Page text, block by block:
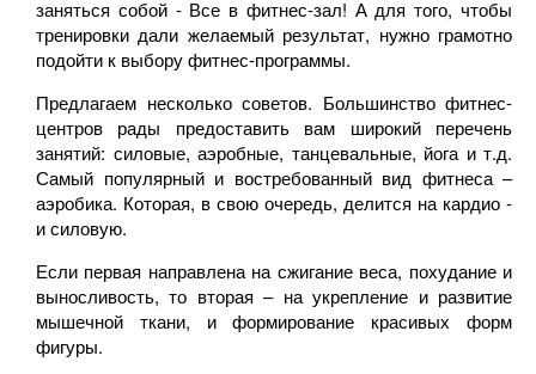
заняться собой - Все в фитнес-зал! А для того, чтобы
тренировки дали желаемый результат, нужно грамотно
подойти к выбору фитнес-программы.
Предлагаем несколько советов. Большинство фитнес-
центров рады предоставить вам широкий перечень
занятий: силовые, аэробные, танцевальные, йога и т.д.
Самый популярный и востребованный вид фитнеса –
аэробика. Которая, в свою очередь, делится на кардио -
и силовую.
Если первая направлена на сжигание веса, похудание и
выносливость, то вторая – на укрепление и развитие
мышечной ткани, и формирование красивых форм
фигуры.